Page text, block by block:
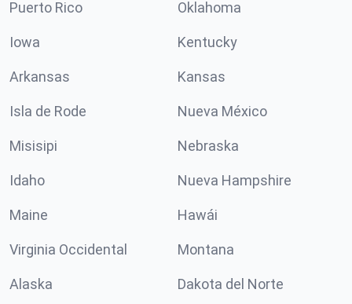
Puerto Rico Oklahoma
Iowa Kentucky
Arkansas Kansas
Isla de Rode Nueva México
Misisipi Nebraska
Idaho Nueva Hampshire
Maine Hawái
Virginia Occidental Montana
Alaska Dakota del Norte